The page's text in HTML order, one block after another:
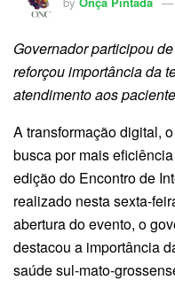
Governador participou
reforçou importância da
atendimento aos
A transformação digital,
busca por mais
edição do Encontro de
realizado nesta sexta-
abertura do evento, o
destacou a importância
saúde sul-mato-